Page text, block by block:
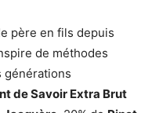
père en fils depuis
de méthodes
générations
de Savoir Extra Brut